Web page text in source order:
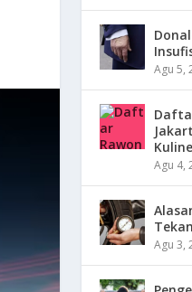
Agu 5,
Agu 4,
Agu 3,